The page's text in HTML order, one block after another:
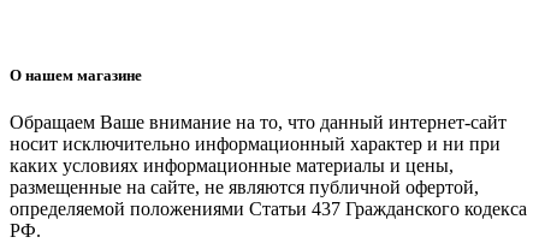
О нашем магазине
Обращаем Ваше внимание на то, что данный интернет-сайт
носит исключительно информационный характер и ни при
каких условиях информационные материалы и цены,
размещенные на сайте, не являются публичной офертой,
определяемой положениями Статьи 437 Гражданского кодекса
РФ.